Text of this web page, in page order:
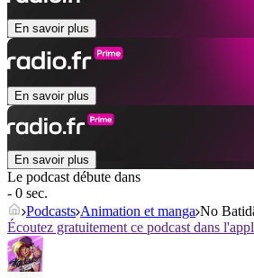
En savoir plus
En savoir plus
En savoir plus
Le podcast débute dans
- 0 sec.
Podcasts Animation et manga No
Écoutez gratuitement ce podcast dans